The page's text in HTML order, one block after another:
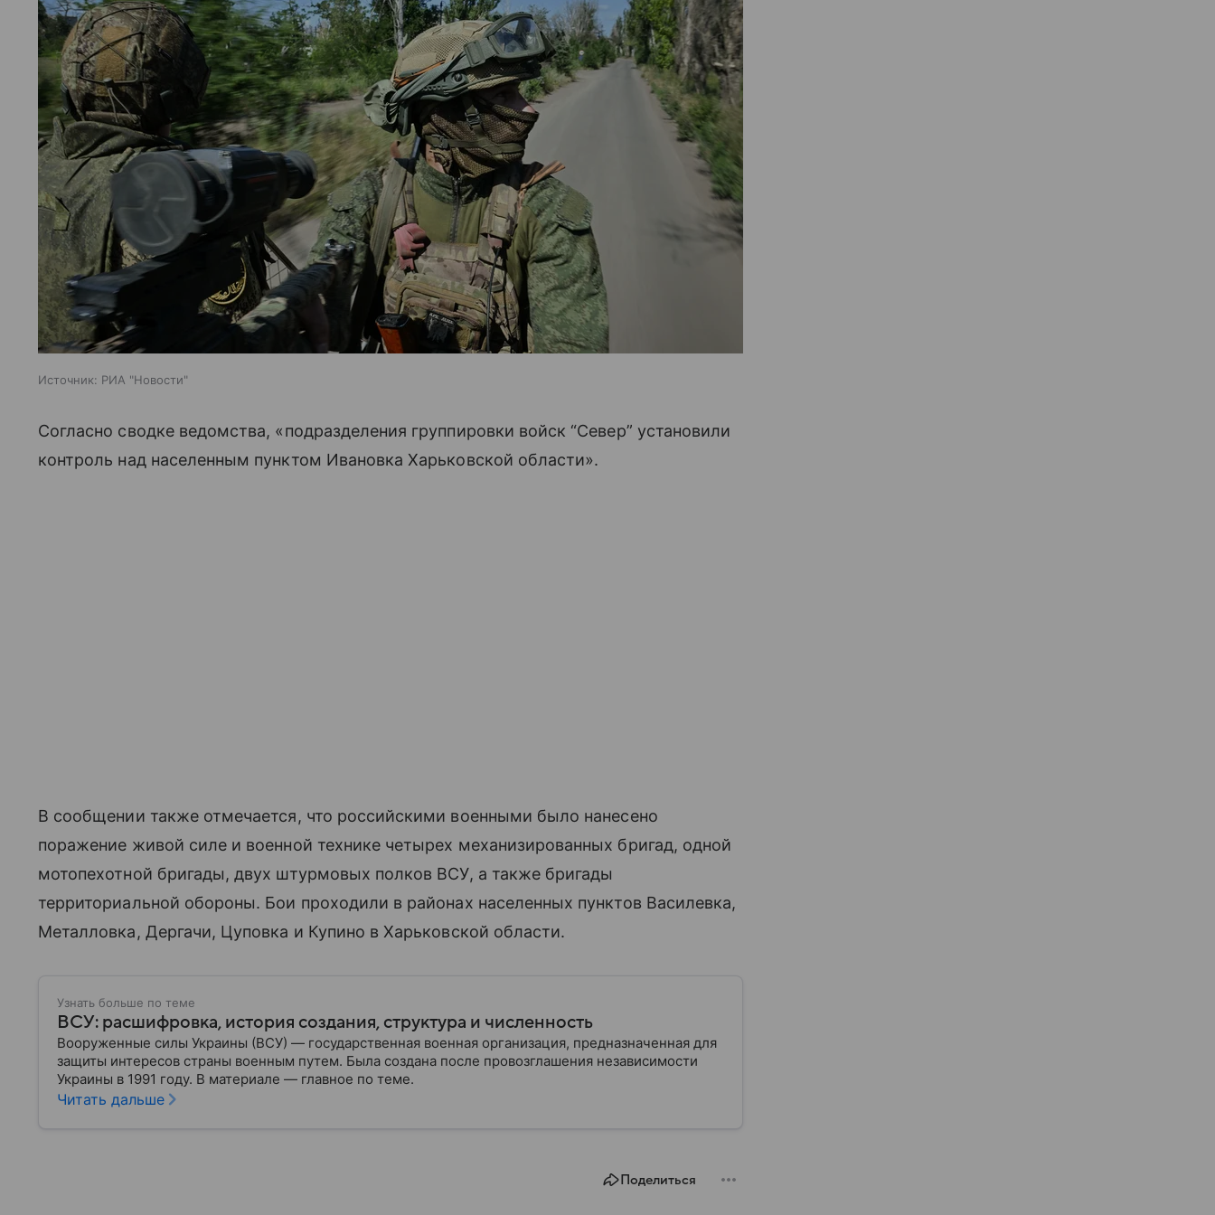
Источник: РИА "Новости"
Согласно сводке ведомства, «подразделения группировки войск “Север” установили
контроль над населенным пунктом Ивановка Харьковской области».
В сообщении также отмечается, что российскими военными было нанесено
поражение живой силе и военной технике четырех механизированных бригад, одной
мотопехотной бригады, двух штурмовых полков ВСУ, а также бригады
территориальной обороны. Бои проходили в районах населенных пунктов Василевка,
Металловка, Дергачи, Цуповка и Купино в Харьковской области.
Узнать больше по теме
ВСУ: расшифровка, история создания, структура и численность
Вооруженные силы Украины (ВСУ) — государственная военная организация, предназначенная для
защиты интересов страны военным путем. Была создана после провозглашения независимости
Украины в 1991 году. В материале — главное по теме.
Читать дальше
Поделиться